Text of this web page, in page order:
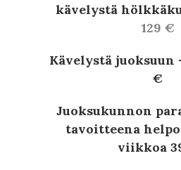
kävelystä
129 €
Kävelystä juoksuun
€
Juoksukunnon
tavoitteena
viikkoa